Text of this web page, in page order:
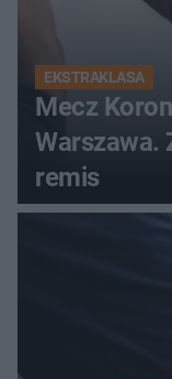
EKSTRAKLASA
Mecz
Warszawa.
remis